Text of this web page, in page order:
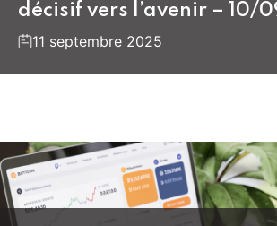
décisif vers l’avenir – 10/
11 septembre 2025